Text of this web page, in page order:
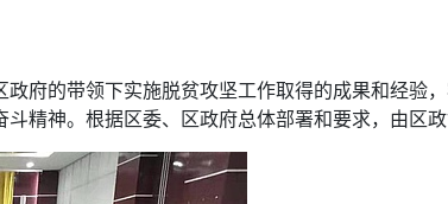
府的带领下实施脱贫攻坚工作取得的成果和经验
精神。根据区委、区政府总体部署和要求，由区